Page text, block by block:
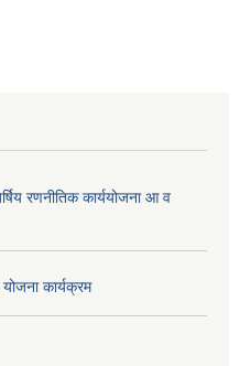
रणनीतिक कार्ययोजना आ व
कार्यक्रम